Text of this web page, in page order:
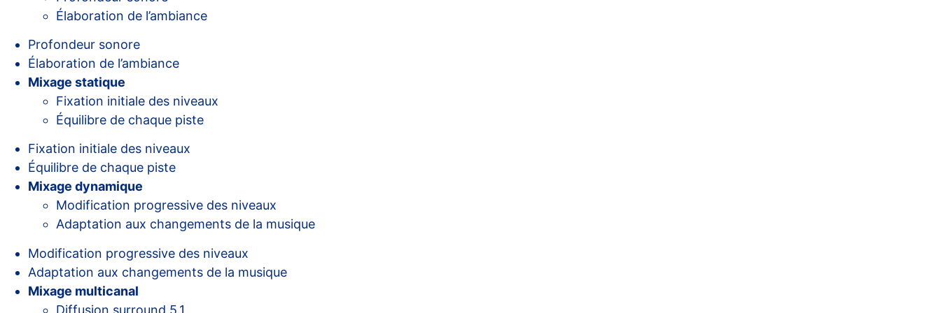
Élaboration de l’ambiance
Profondeur sonore
Élaboration de l’ambiance
Mixage statique
Fixation initiale des niveaux
Équilibre de chaque piste
Fixation initiale des niveaux
Équilibre de chaque piste
Mixage dynamique
Modification progressive des niveaux
Adaptation aux changements de la musique
Modification progressive des niveaux
Adaptation aux changements de la musique
Mixage multicanal
Diffusion surround 5.1